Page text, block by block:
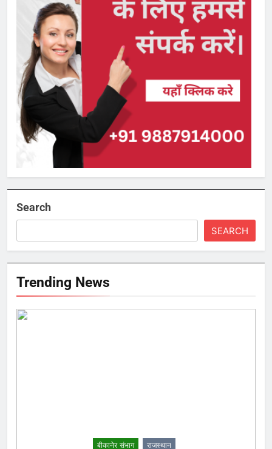
Search
SEARCH
Trending News
बीकानेर संभाग राजस्थान